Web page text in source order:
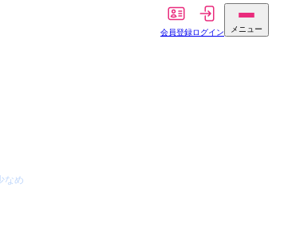
会員登録ログイン メニュー
なめ